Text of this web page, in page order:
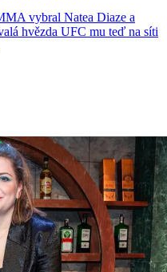
vybral Natea Diaze a
hvězda UFC mu teď na síti